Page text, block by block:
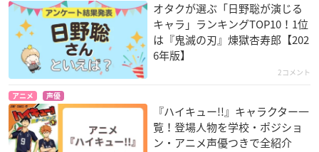
オタクが選ぶ「日野聡が演じる
キャラ」ランキングTOP10！1位
は『鬼滅の刃』煉󠄁獄杏寿郎【202
6年版】
2コメント
アニメ 声優
『ハイキュー!!』キャラクター一
覧！登場人物を学校・ポジショ
ン・アニメ声優つきで全紹介